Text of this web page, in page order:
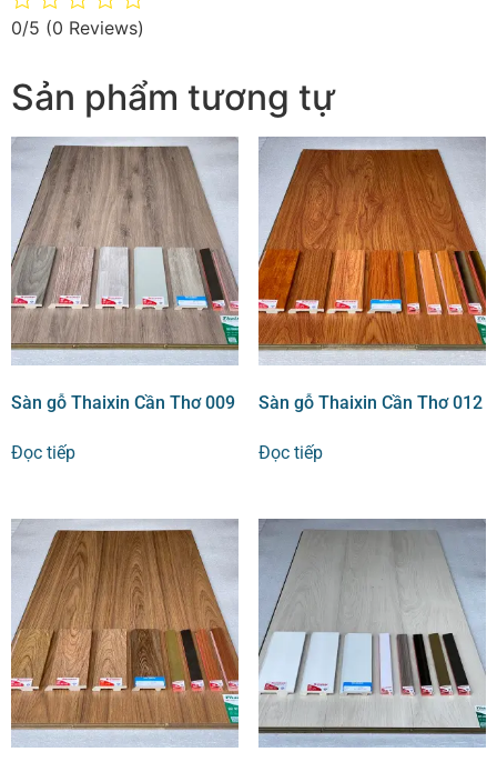
0/5 (0 Reviews)
Sản phẩm tương tự
Sàn gỗ Thaixin Cần Thơ 009
Đọc tiếp
Sàn gỗ Thaixin Cần Thơ 012
Đọc tiếp